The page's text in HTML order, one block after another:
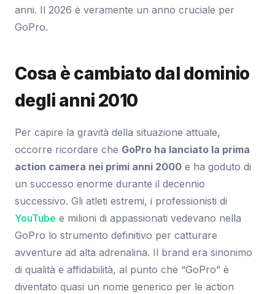
anni. Il 2026 è veramente un anno cruciale per
GoPro.
Cosa è cambiato dal dominio
degli anni 2010
Per capire la gravità della situazione attuale,
occorre ricordare che GoPro ha lanciato la prima
action camera nei primi anni 2000 e ha goduto di
un successo enorme durante il decennio
successivo. Gli atleti estremi, i professionisti di
YouTube e milioni di appassionati vedevano nella
GoPro lo strumento definitivo per catturare
avventure ad alta adrenalina. Il brand era sinonimo
di qualità e affidabilità, al punto che “GoPro” è
diventato quasi un nome generico per le action